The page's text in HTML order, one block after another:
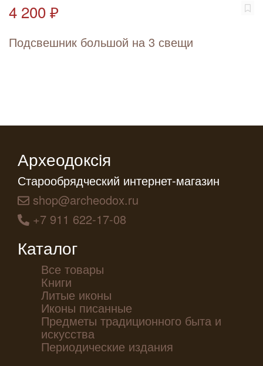
4 200 ₽
Подсвешник большой на 3 свещи
Археодоксiя
Старообрядческий интернет-магазин
shop@archeodox.ru
+7 911 622-17-08
Каталог
Все товары
Книги
Литые иконы
Иконы писанные
Предметы традиционного быта и
искусства
Периодические издания